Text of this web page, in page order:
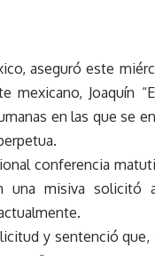
aseguró este
Joaquín
en las que se
conferencia
una misiva solicitó
y sentenció que,